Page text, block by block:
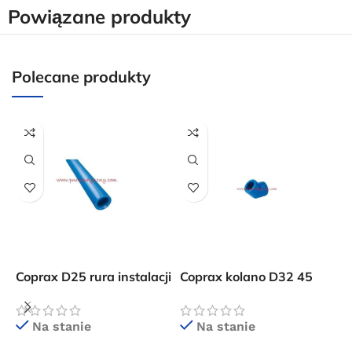
Powiązane produkty
Polecane produkty
Coprax D25 rura instalacji
Na stanie
Coprax kolano D32 45
pneumatycznej
Na stanie
dla wszystkich zamówień złożonych w sklepie
internetowym o wartości minimum 80,00 zł brutto.
Powered by Convert Plus